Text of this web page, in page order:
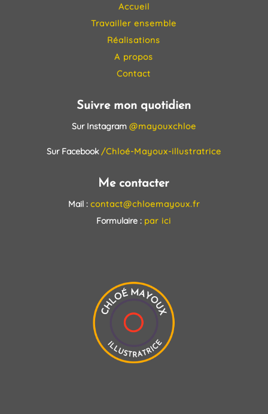
Accueil
Travailler ensemble
Réalisations
A propos
Contact
Suivre mon quotidien
Sur Instagram @mayouxchloe
Sur Facebook/Chloé-Mayoux-illustratrice
Me contacter
Mail : contact@chloemayoux.fr
Formulaire : par ici